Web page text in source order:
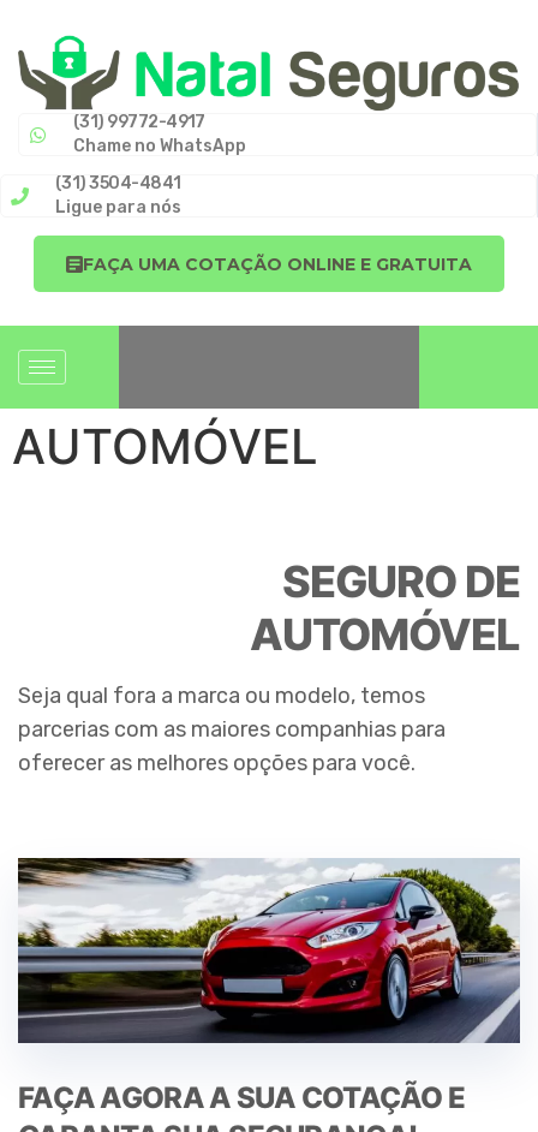
(31) 99772-4917
Chame no WhatsApp
(31) 3504-4841
Ligue para nós
FAÇA UMA COTAÇÃO ONLINE E GRATUITA
AUTOMÓVEL
SEGURO DE
AUTOMÓVEL
Seja qual fora a marca ou modelo, temos
parcerias com as maiores companhias para
oferecer as melhores opções para você.
FAÇA AGORA A SUA COTAÇÃO E